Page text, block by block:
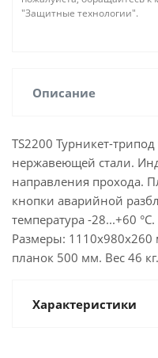
"Защитные технологии".
Описание
TS2200 Турникет-
нержавеющей стали.
направления прохода.
кнопки аварийной
температура -28...+60
Размеры:
планок 500 мм. Вес 46 кг.
Характеристики